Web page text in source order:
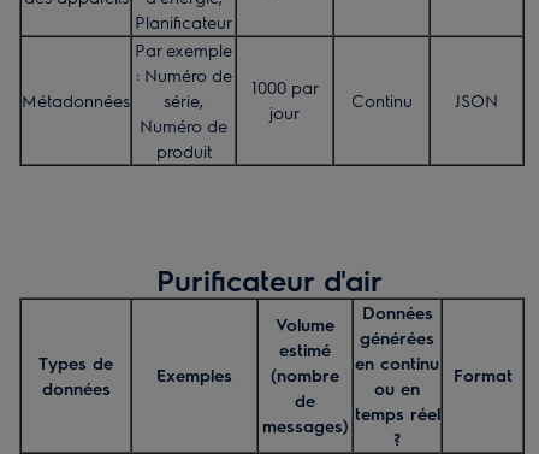
Planificateur
Métadonnées
Par exemple
: Numéro de
série,
Numéro de
produit
1000 par
jour
Continu JSON
Purificateur d'air
Types de
données
Exemples
Volume
estimé
(nombre
de
messages)
Données
générées
en continu
ou en
temps réel
?
Format